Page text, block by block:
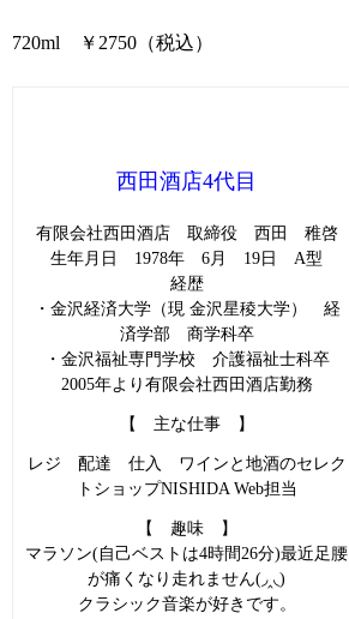
720ml ￥2750（税込）
西田酒店4代目
有限会社西田酒店 取締役 西田 稚啓
生年月日 1978年 6月 19日 A型
経歴
・金沢経済大学（現 金沢星稜大学） 経
済学部 商学科卒
・金沢福祉専門学校 介護福祉士科卒
2005年より有限会社西田酒店勤務
【 主な仕事 】
レジ 配達 仕入 ワインと地酒のセレク
トショップNISHIDA Web担当
【 趣味 】
マラソン(自己ベストは4時間26分)最近足腰
が痛くなり走れません(◞‸◟)
クラシック音楽が好きです。